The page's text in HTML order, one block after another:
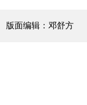
版面编辑：邓舒方